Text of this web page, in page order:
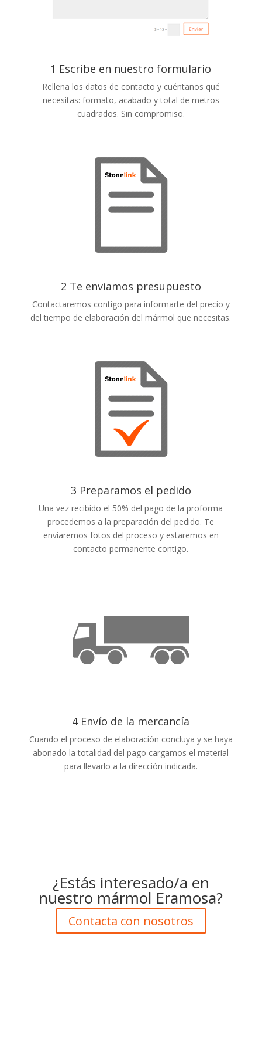
1 Escribe en nuestro formulario
Rellena los datos de contacto y cuéntanos qué
necesitas: formato, acabado y total de metros
cuadrados. Sin compromiso.
2 Te enviamos presupuesto
Contactaremos contigo para informarte del precio y
del tiempo de elaboración del mármol que necesitas.
3 Preparamos el pedido
Una vez recibido el 50% del pago de la proforma
procedemos a la preparación del pedido. Te
enviaremos fotos del proceso y estaremos en
contacto permanente contigo.
4 Envío de la mercancía
Cuando el proceso de elaboración concluya y se haya
abonado la totalidad del pago cargamos el material
para llevarlo a la dirección indicada.
¿Estás interesado/a en
nuestro mármol Eramosa?
Contacta con nosotros